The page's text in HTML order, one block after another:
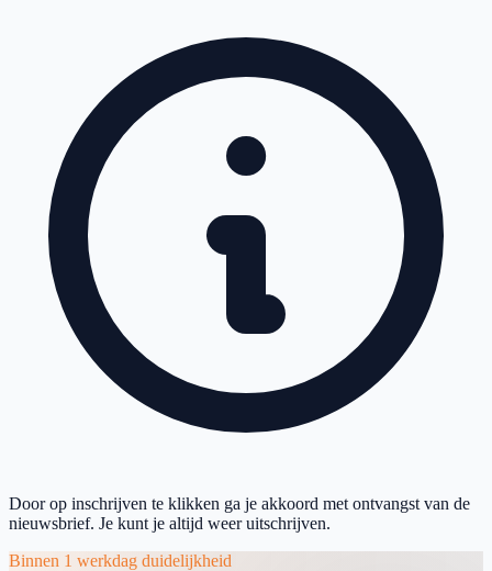
Door op inschrijven te klikken ga je akkoord met ontvangst van de
nieuwsbrief. Je kunt je altijd weer uitschrijven.
Binnen 1 werkdag duidelijkheid